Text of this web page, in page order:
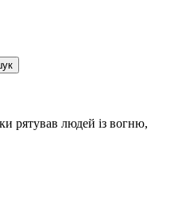
рятував людей із вогню,